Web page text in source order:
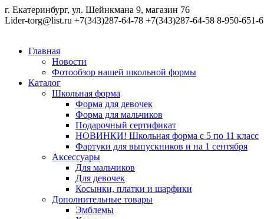
г. Екатеринбург, ул. Шейнкмана 9, магазин 76
Lider-torg@list.ru +7(343)287-64-78 +7(343)287-64-58 8-950-651-
Главная
Новости
Фотообзор нашей школьной формы
Каталог
Школьная форма
Форма для девочек
Форма для мальчиков
Подарочный сертификат
НОВИНКИ! Школьная форма с 5 по 11 класс
Фартуки для выпускников и на 1 сентября
Аксессуары
Для мальчиков
Для девочек
Косынки, платки и шарфики
Дополнительные товары
Эмблемы